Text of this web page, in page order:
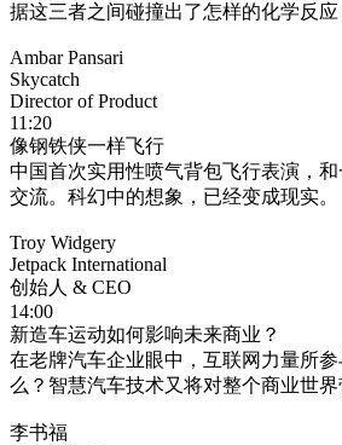
据这三者之间碰撞出了怎样的化学反应
Ambar Pansari
Skycatch
Director of Product
11:20
像钢铁侠一样飞行
中国首次实用性喷气背包飞行表演，
交流。科幻中的想象，已经变成现实。
Troy Widgery
Jetpack International
创始人 & CEO
14:00
新造车运动如何影响未来商业？
在老牌汽车企业眼中，互联网力量所
么？智慧汽车技术又将对整个商业世
李书福